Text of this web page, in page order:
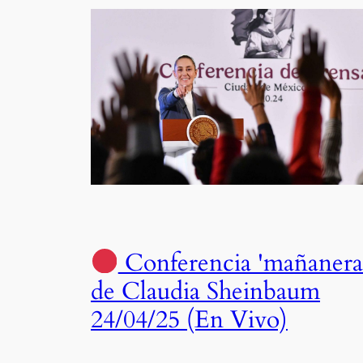
Conferencia
de Claudia Sheinbaum
24/04/25 (En Vivo)